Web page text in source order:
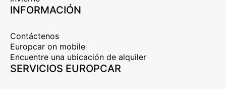
INFORMACIÓN
Contáctenos
Europcar on mobile
Encuentre una ubicación de alquiler
SERVICIOS EUROPCAR